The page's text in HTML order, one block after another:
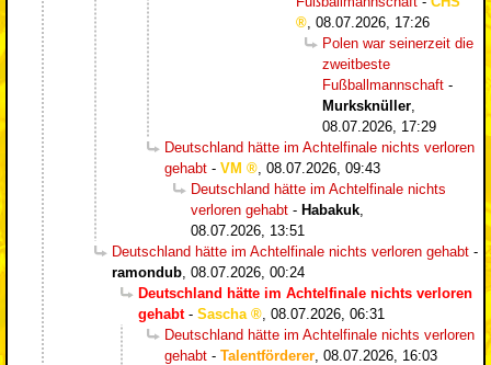
08.07.2026, 17:26
Polen war seinerzeit die
zweitbeste
Fußballmannschaft -
Murksknüller
08.07.2026, 17:29
Deutschland hätte im Achtelfinale nichts verloren
gehabt - VM
08.07.2026, 09:43
Deutschland hätte im Achtelfinale nichts
verloren gehabt - Habakuk
08.07.2026, 13:51
Deutschland hätte im Achtelfinale nichts verloren gehabt -
ramondub 08.07.2026, 00:24
Deutschland hätte im Achtelfinale nichts verloren
gehabt- Sascha
08.07.2026, 06:31
Deutschland hätte im Achtelfinale nichts verloren
gehabt - Talentförderer 08.07.2026, 16:03